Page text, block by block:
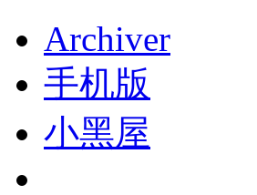
Archiver
手机版
小黑屋